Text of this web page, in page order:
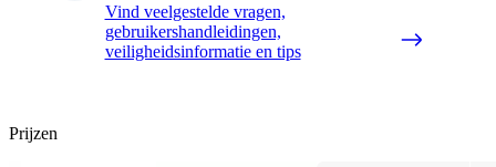
Vind veelgestelde vragen,
gebruikershandleidingen,
veiligheidsinformatie en tips
Prijzen